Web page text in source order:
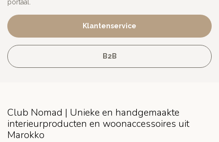
portaal.
Klantenservice
B2B
Club Nomad | Unieke en handgemaakte
interieurproducten en woonaccessoires uit
Marokko